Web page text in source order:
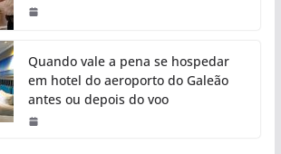
Quando vale a pena se hospedar
em hotel do aeroporto do Galeão
antes ou depois do voo